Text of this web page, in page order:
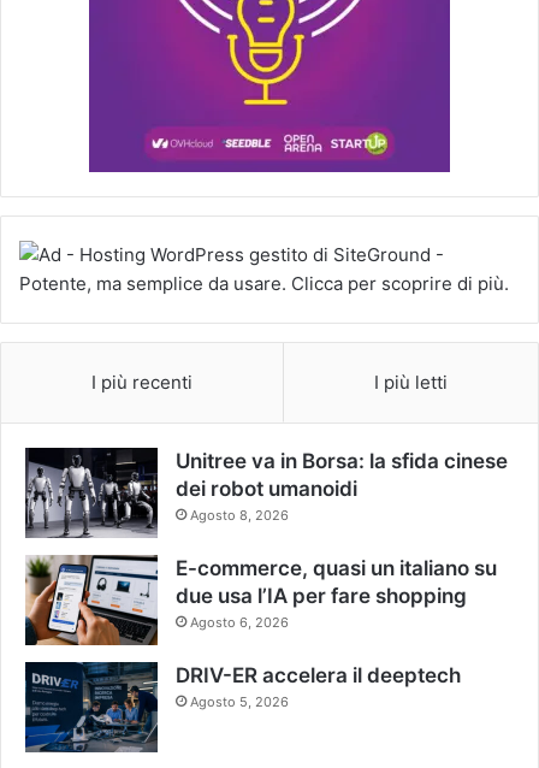
I più recenti I più letti
Unitree va in Borsa: la sfida cinese
dei robot umanoidi
Agosto 8, 2026
E-commerce, quasi un italiano su
due usa l’IA per fare shopping
Agosto 6, 2026
DRIV-ER accelera il deeptech
Agosto 5, 2026